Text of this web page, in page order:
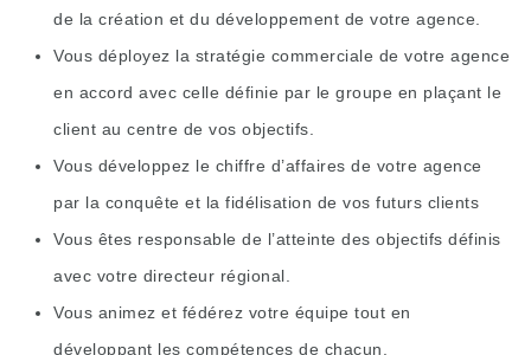
de la création et du développement de votre agence.
Vous déployez la stratégie commerciale de votre agence
en accord avec celle définie par le groupe en plaçant le
client au centre de vos objectifs.
Vous développez le chiffre d’affaires de votre agence
par la conquête et la fidélisation de vos futurs clients
Vous êtes responsable de l’atteinte des objectifs définis
avec votre directeur régional.
Vous animez et fédérez votre équipe tout en
développant les compétences de chacun.